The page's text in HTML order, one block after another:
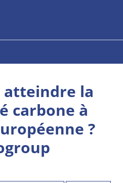
atteindre la
carbone à
?